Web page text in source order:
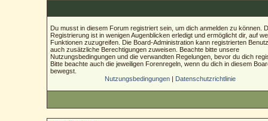
Du musst in diesem Forum registriert sein, um dich anmelden zu können.
Registrierung ist in wenigen Augenblicken erledigt und ermöglicht dir, auf
Funktionen zuzugreifen. Die Board-Administration kann registrierten
auch zusätzliche Berechtigungen zuweisen. Beachte bitte unsere
Nutzungsbedingungen und die verwandten Regelungen, bevor du dich
Bitte beachte auch die jeweiligen Forenregeln, wenn du dich in diesem
bewegst.
Nutzungsbedingungen| Datenschutzrichtlinie